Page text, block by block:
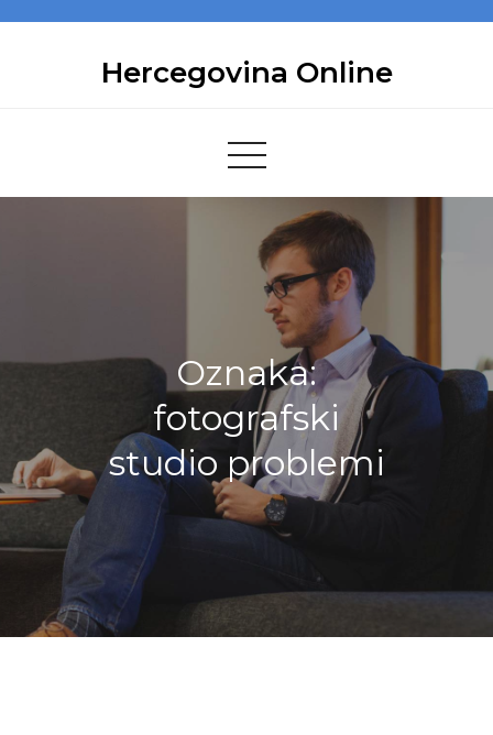
Hercegovina Online
Oznaka:
fotografski
studio problemi